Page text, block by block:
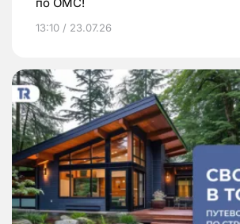
13:10 / 23.07.26